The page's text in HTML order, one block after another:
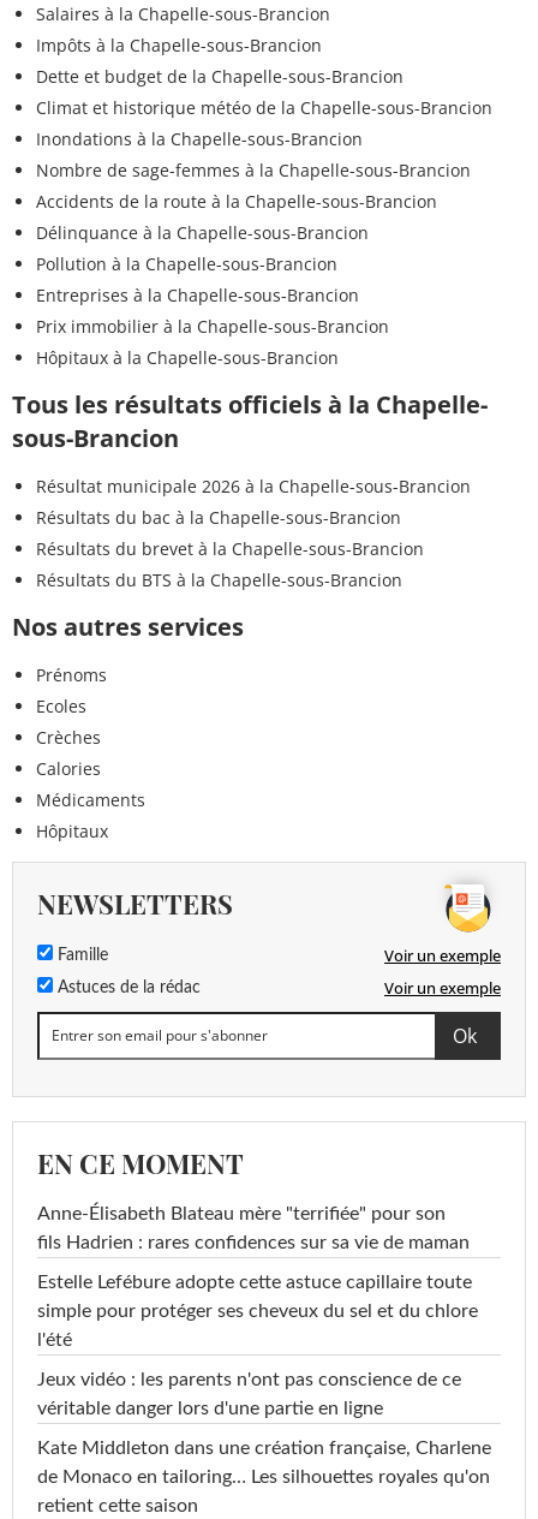
Salaires à la Chapelle-sous-Brancion
Impôts à la Chapelle-sous-Brancion
Dette et budget de la Chapelle-sous-Brancion
Climat et historique météo de la Chapelle-sous-Brancion
Inondations à la Chapelle-sous-Brancion
Nombre de sage-femmes à la Chapelle-sous-Brancion
Accidents de la route à la Chapelle-sous-Brancion
Délinquance à la Chapelle-sous-Brancion
Pollution à la Chapelle-sous-Brancion
Entreprises à la Chapelle-sous-Brancion
Prix immobilier à la Chapelle-sous-Brancion
Hôpitaux à la Chapelle-sous-Brancion
Tous les résultats officiels à la Chapelle-
sous-Brancion
Résultat municipale 2026 à la Chapelle-sous-Brancion
Résultats du bac à la Chapelle-sous-Brancion
Résultats du brevet à la Chapelle-sous-Brancion
Résultats du BTS à la Chapelle-sous-Brancion
Nos autres services
Prénoms
Ecoles
Crèches
Calories
Médicaments
Hôpitaux
NEWSLETTERS
Famille Voir un exemple
Astuces de la rédac Voir un exemple
EN CE MOMENT
Anne-Élisabeth Blateau mère "terrifiée" pour son
fils Hadrien : rares confidences sur sa vie de maman
Estelle Lefébure adopte cette astuce capillaire toute
simple pour protéger ses cheveux du sel et du chlore
l'été
Jeux vidéo : les parents n'ont pas conscience de ce
véritable danger lors d'une partie en ligne
Kate Middleton dans une création française, Charlene
de Monaco en tailoring… Les silhouettes royales qu'on
retient cette saison